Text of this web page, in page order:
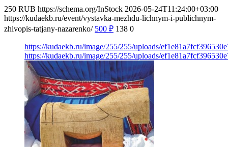
250 RUB https://schema.org/InStock 2026-05-24T11:24:00+03:00
https://kudaekb.ru/event/vystavka-mezhdu-lichnym-i-publichnym-
zhivopis-tatjany-nazarenko/ 500 ₽ 138 0
https://kudaekb.ru/image/255/255/uploads/
https://kudaekb.ru/image/255/255/uploads/